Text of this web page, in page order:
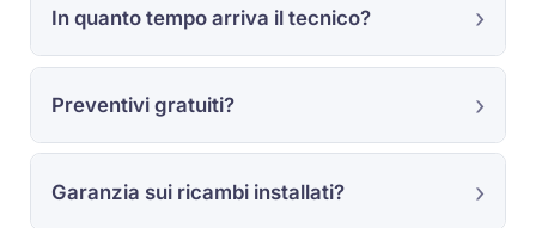
In quanto tempo arriva il tecnico?
Preventivi gratuiti?
Garanzia sui ricambi installati?